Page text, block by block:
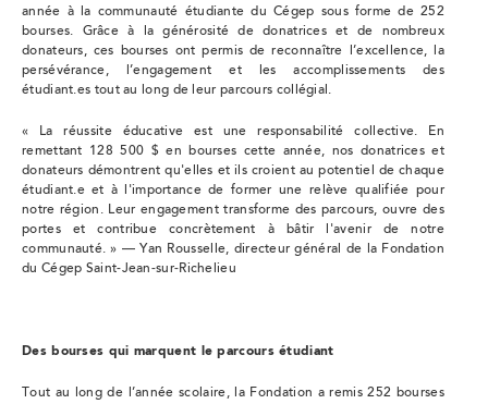
année à la communauté étudiante du Cégep sous forme de 252
bourses. Grâce à la générosité de donatrices et de nombreux
donateurs, ces bourses ont permis de reconnaître l’excellence, la
persévérance, l’engagement et les accomplissements des
étudiant.es tout au long de leur parcours collégial.
« La réussite éducative est une responsabilité collective. En
remettant 128 500 $ en bourses cette année, nos donatrices et
donateurs démontrent qu'elles et ils croient au potentiel de chaque
étudiant.e et à l'importance de former une relève qualifiée pour
notre région. Leur engagement transforme des parcours, ouvre des
portes et contribue concrètement à bâtir l'avenir de notre
communauté. » — Yan Rousselle, directeur général de la Fondation
du Cégep Saint-Jean-sur-Richelieu
Des bourses qui marquent le parcours étudiant
Tout au long de l’année scolaire, la Fondation a remis 252 bourses